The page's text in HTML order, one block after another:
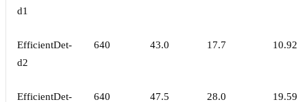
d1
EfficientDet-
d2
640 43.0 17.7 10.92
EfficientDet-
640 47.5 28.0 19.59